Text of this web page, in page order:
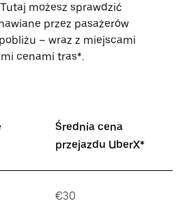
możesz sprawdzić
przez pasażerów
– wraz z miejscami
cenami tras*.
Średnia cena
przejazdu UberX*
€30